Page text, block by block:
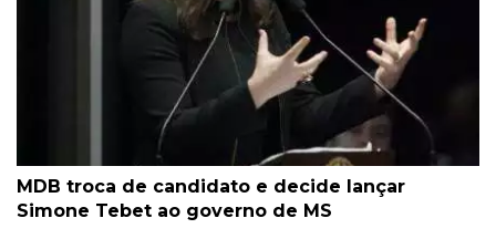
MDB troca de candidato e decide lançar
Simone Tebet ao governo de MS